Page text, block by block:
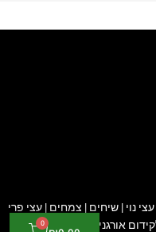
זר-אביב עצי נוי | שיחים | צמחים | עצי פרי
אורגני 0